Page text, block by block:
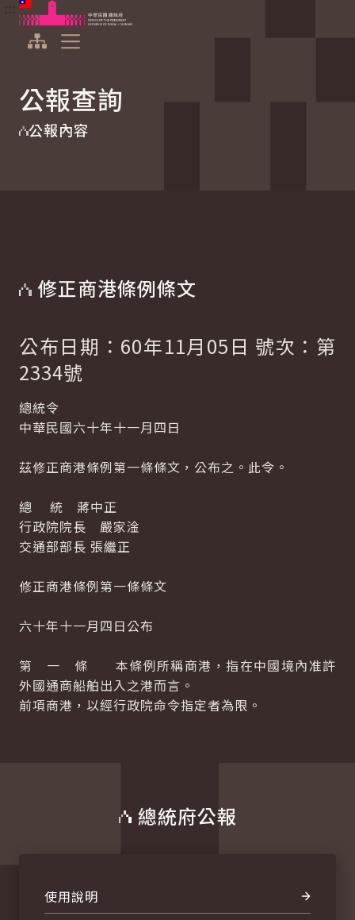
跳到主要內容
中華民國總統府
公報查詢
公報內容
修正商港條例條文
公布日期：60年11月05日 號次：第
2334號
總統令
中華民國六十年十一月四日
茲修正商港條例第一條條文，公布之。此令。
總 統 蔣中正
行政院院長 嚴家淦
交通部部長 張繼正
修正商港條例第一條條文
六十年十一月四日公布
第 一 條 本條例所稱商港，指在中國境內准許
外國通商船舶出入之港而言。
前項商港，以經行政院命令指定者為限。
總統府公報
使用說明